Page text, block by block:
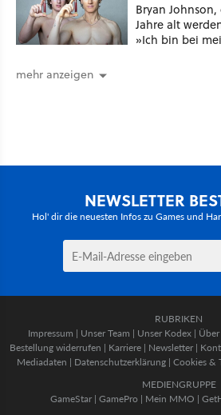
Bryan
Jahre alt
»Ich bin bei
mehr anzeigen
NEWSLETTER
Hol' dir die neuesten Infos zu Games und
RUBRIKEN
Impressum | Unser Team | Unser Kodex |
Bestellung widerrufen | Karriere | Newsletter |
Mediadaten | Datenschutzerklärung | Cookies &
MEDIENGRUPPE
GameStar| GamePro | Mein MMO |